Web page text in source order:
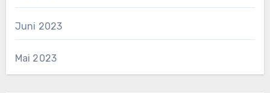
Juni 2023
Mai 2023